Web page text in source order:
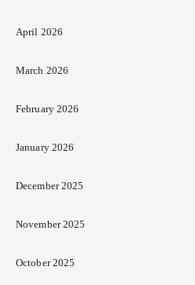
April 2026
March 2026
February 2026
January 2026
December 2025
November 2025
October 2025